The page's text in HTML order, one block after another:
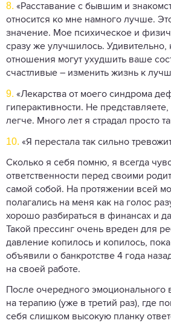
8. «Расставание с бывшим и
относится ко мне намного лучше.
значение. Мое психическое и
сразу же улучшилось. Удивительно,
отношения могут ухудшить ваше
счастливые – изменить жизнь к
9. «Лекарства от моего синдрома
гиперактивности. Не
легче. Много лет я страдал просто
10. «Я перестала так сильно
Сколько я себя помню, я всегда
ответственности перед своими
самой собой. На протяжении всей
полагались на меня как на голос
хорошо разбираться в финансах и
Такой прессинг очень вреден для
давление копилось и копилось,
объявили о банкротстве 4 года
на своей работе.
После очередного
на терапию (уже в третий раз), где
себя слишком ​​высокую планку